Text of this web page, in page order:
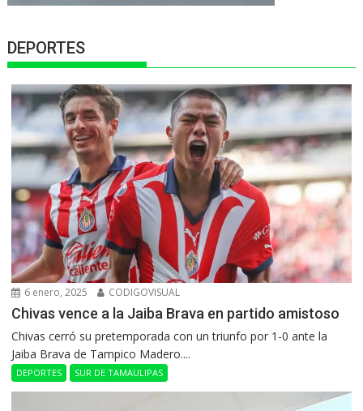
DEPORTES
6 enero, 2025 CODIGOVISUAL
Chivas vence a la Jaiba Brava en partido amistoso
Chivas cerró su pretemporada con un triunfo por 1-0 ante la
Jaiba Brava de Tampico Madero....
DEPORTES SUR DE TAMAULIPAS